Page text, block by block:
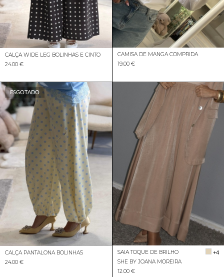
CALÇA WIDE LEG BOLINHAS E CINTO
24.00 €
CAMISA DE MANGA COMPRIDA
19.00 €
CALÇA PANTALONA BOLINHAS
24.00 €
ESGOTADO
SAIA TOQUE DE BRILHO
SHE BY JOANA MOREIRA
+4
12.00 €